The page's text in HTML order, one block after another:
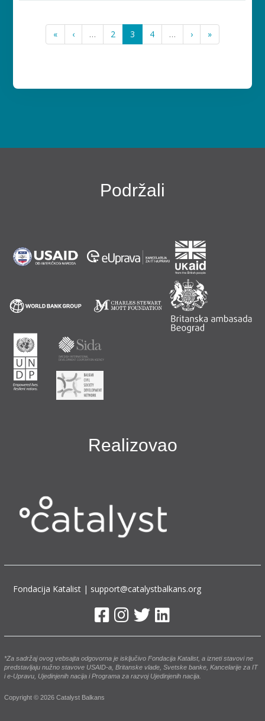
« ‹ … 2 3 4 … › »
Podržali
Realizovao
Fondacija Katalist | support@catalystbalkans.org
*Za sadržaj ovog vebsajta odgovorna je isključivo Fondacija Katalist, a izneti stavovi ne
predstavljaju nužno stavove USAID-a, Britanske vlade, Svetske banke, Kancelarije za IT
i e-Upravu, Ujedinjenih nacija i Programa za razvoj Ujedinjenih nacija.
Copyright © 2026 Catalyst Balkans